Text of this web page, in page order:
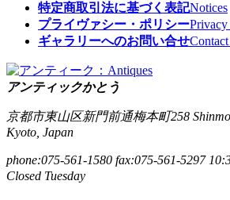
特定商取引法に基づく表記Notices
プライヴァシー・ポリシー
ギャラリーへのお問い合せ
アンティックかとう
京都市東山区新門前通梅本町258
Kyoto, Japan
phone:075-561-1580 fax:075-561-5297
Closed Tuesday